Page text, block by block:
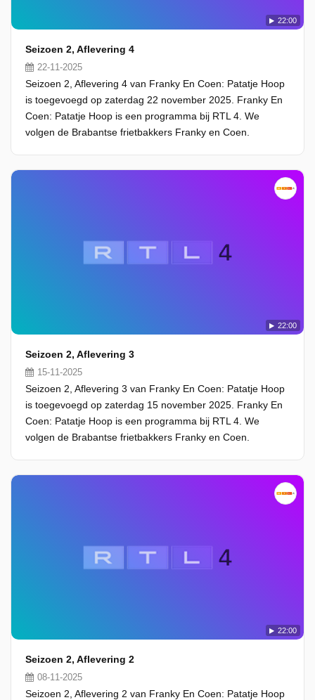
22:00
Seizoen 2, Aflevering 4
22-11-2025
Seizoen 2, Aflevering 4 van Franky En Coen: Patatje Hoop
is toegevoegd op zaterdag 22 november 2025. Franky En
Coen: Patatje Hoop is een programma bij RTL 4. We
volgen de Brabantse frietbakkers Franky en Coen.
22:00
Seizoen 2, Aflevering 3
15-11-2025
Seizoen 2, Aflevering 3 van Franky En Coen: Patatje Hoop
is toegevoegd op zaterdag 15 november 2025. Franky En
Coen: Patatje Hoop is een programma bij RTL 4. We
volgen de Brabantse frietbakkers Franky en Coen.
22:00
Seizoen 2, Aflevering 2
08-11-2025
Seizoen 2, Aflevering 2 van Franky En Coen: Patatje Hoop